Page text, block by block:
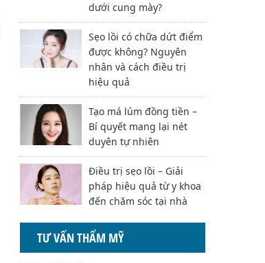
dưới cung mày?
Sẹo lồi có chữa dứt điểm
được không? Nguyên
nhân và cách điều trị
hiệu quả
Tạo má lúm đồng tiền –
Bí quyết mang lại nét
duyên tự nhiên
Điều trị sẹo lồi – Giải
pháp hiệu quả từ y khoa
đến chăm sóc tại nhà
TƯ VẤN THẨM MỸ